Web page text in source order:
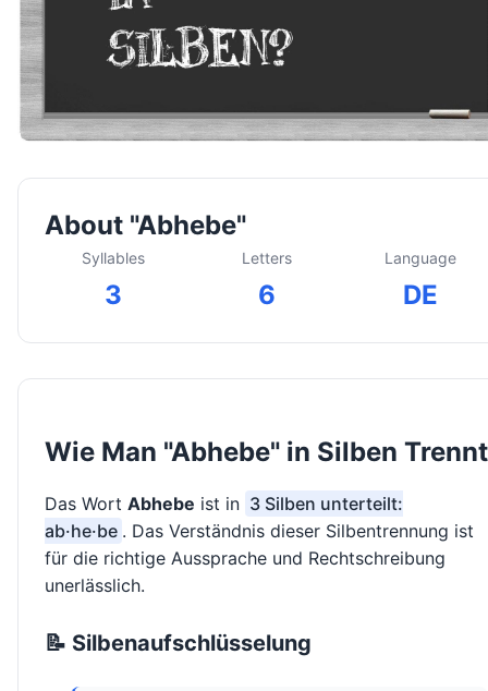
About "Abhebe"
Syllables
3
Letters
6
Language
DE
Wie Man "Abhebe" in Silben Trennt
Das Wort Abhebe ist in 3 Silben unterteilt:
ab·he·be . Das Verständnis dieser Silbentrennung ist
für die richtige Aussprache und Rechtschreibung
unerlässlich.
📝 Silbenaufschlüsselung